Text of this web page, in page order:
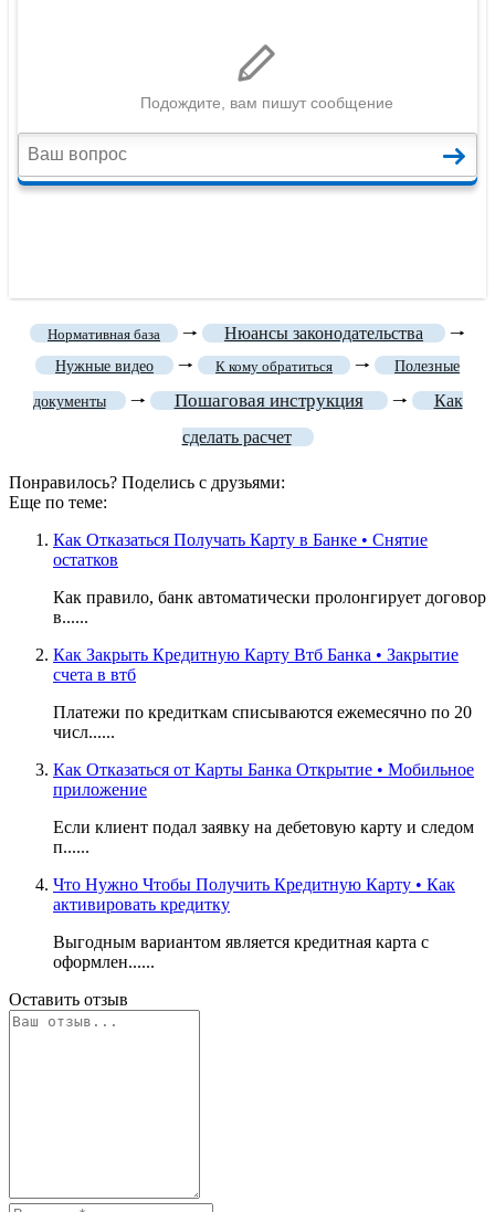
Нормативная база 🠒 Нюансы законодательства 🠒
Нужные видео 🠒 К кому обратиться 🠒 Полезные
документы 🠒 Пошаговая инструкция 🠒
Как
сделать расчет
Понравилось? Поделись с друзьями:
Еще по теме:
Как Отказаться Получать Карту в Банке • Снятие
остатков
Как правило, банк автоматически пролонгирует договор
в......
Как Закрыть Кредитную Карту Втб Банка • Закрытие
счета в втб
Платежи по кредиткам списываются ежемесячно по 20
числ......
Как Отказаться от Карты Банка Открытие • Мобильное
приложение
Если клиент подал заявку на дебетовую карту и следом
п......
Что Нужно Чтобы Получить Кредитную Карту • Как
активировать кредитку
Выгодным вариантом является кредитная карта с
оформлен......
Оставить отзыв